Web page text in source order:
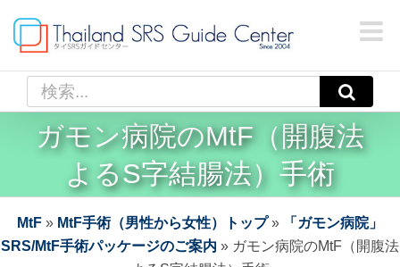
content
索
…ガモン病院のMtF（開腹法
よるS字結腸法）手術
MtF » MtF手術（男性から女性）トップ»
「ガモン病院」
SRS/MtF手術パッケージのご案内 » ガモン病院のMtF（開腹法